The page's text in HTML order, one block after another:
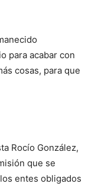
para acabar con
cosas, para que
Rocío González,
que se
entes obligados